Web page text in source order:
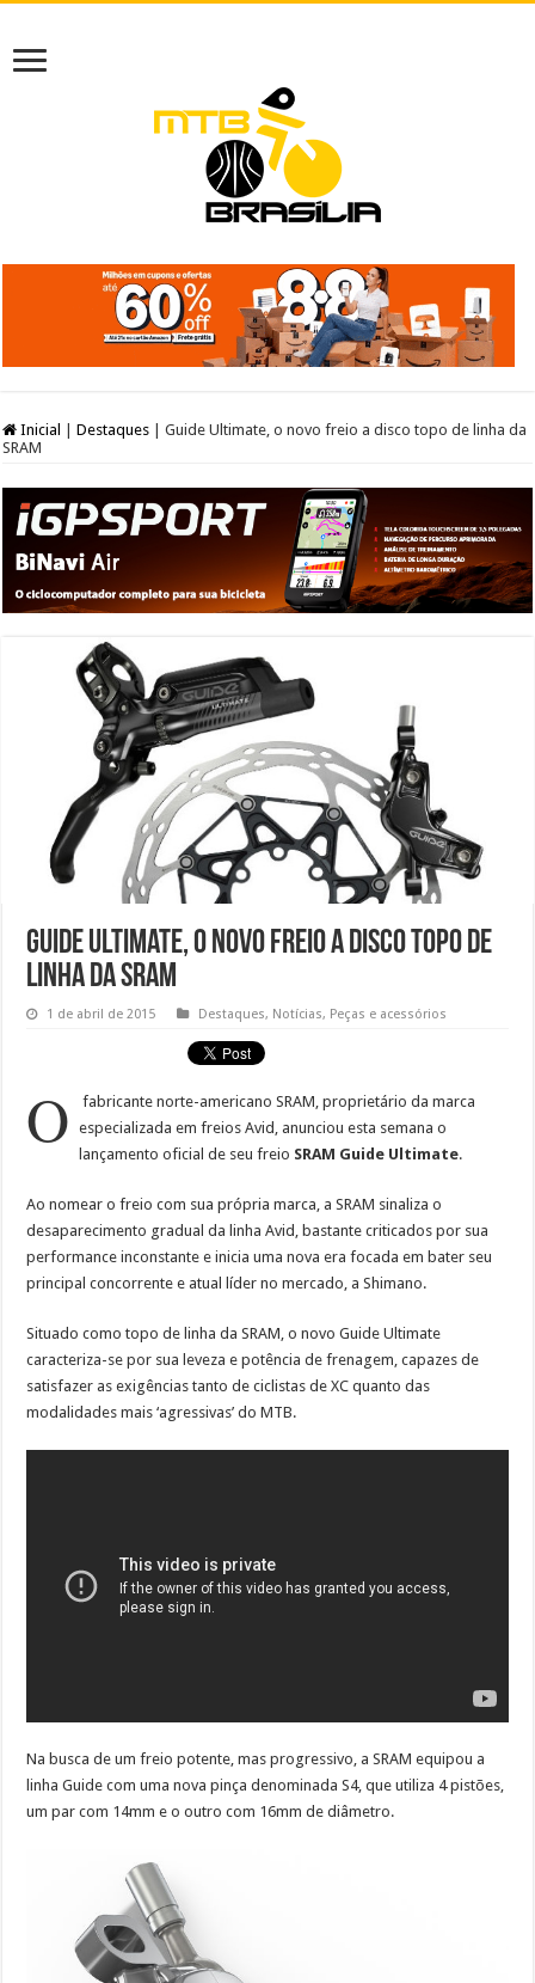
Inicial Destaques
Guide Ultimate, o novo freio a disco topo de linha da
SRAM
Guide Ultimate, o novo freio a disco topo de
linha da SRAM
1 de abril de 2015 Destaques, Notícias, Peças e acessórios
O
fabricante norte-americano SRAM, proprietário da marca
especializada em freios Avid, anunciou esta semana o
lançamento oficial de seu freio SRAM Guide Ultimate.
Ao nomear o freio com sua própria marca, a SRAM sinaliza o
desaparecimento gradual da linha Avid, bastante criticados por sua
performance inconstante e inicia uma nova era focada em bater seu
principal concorrente e atual líder no mercado, a Shimano.
Situado como topo de linha da SRAM, o novo Guide Ultimate
caracteriza-se por sua leveza e potência de frenagem, capazes de
satisfazer as exigências tanto de ciclistas de XC quanto das
modalidades mais ‘agressivas’ do MTB.
Na busca de um freio potente, mas progressivo, a SRAM equipou a
linha Guide com uma nova pinça denominada S4, que utiliza 4 pistões,
um par com 14mm e o outro com 16mm de diâmetro.